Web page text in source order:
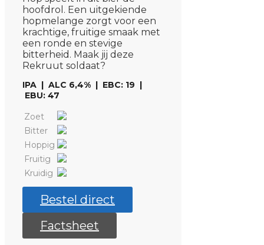
hoofdrol. Een uitgekiende
hopmelange zorgt voor een
krachtige, fruitige smaak met
een ronde en stevige
bitterheid. Maak jij deze
Rekruut soldaat?
IPA | ALC 6,4% | EBC: 19 |
EBU: 47
Zoet
Bitter
Hoppig
Fruitig
Kruidig
Bestel direct
Factsheet